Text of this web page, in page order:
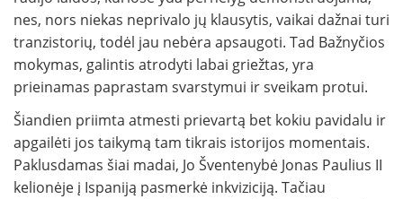
nes, nors niekas neprivalo jų klausytis, vaikai dažnai turi
tranzistorių, todėl jau nebėra apsaugoti. Tad Bažnyčios
mokymas, galintis atrodyti labai griežtas, yra
prieinamas paprastam svarstymui ir sveikam protui.
Šiandien priimta atmesti prievartą bet kokiu pavidalu ir
apgailėti jos taikymą tam tikrais istorijos momentais.
Paklusdamas šiai madai, Jo Šventenybė Jonas Paulius II
kelionėje į Ispaniją pasmerkė inkviziciją. Tačiau